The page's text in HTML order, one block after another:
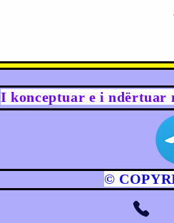
I konceptuar e i ndërtuar
©